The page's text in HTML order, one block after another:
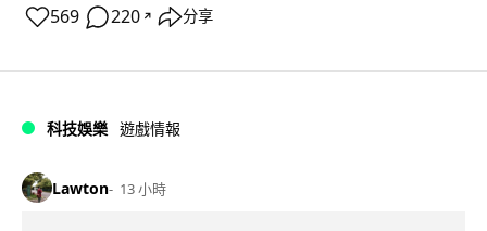
569 220 ↗ 分享
科技娛樂 遊戲情報
Lawton 13 小時